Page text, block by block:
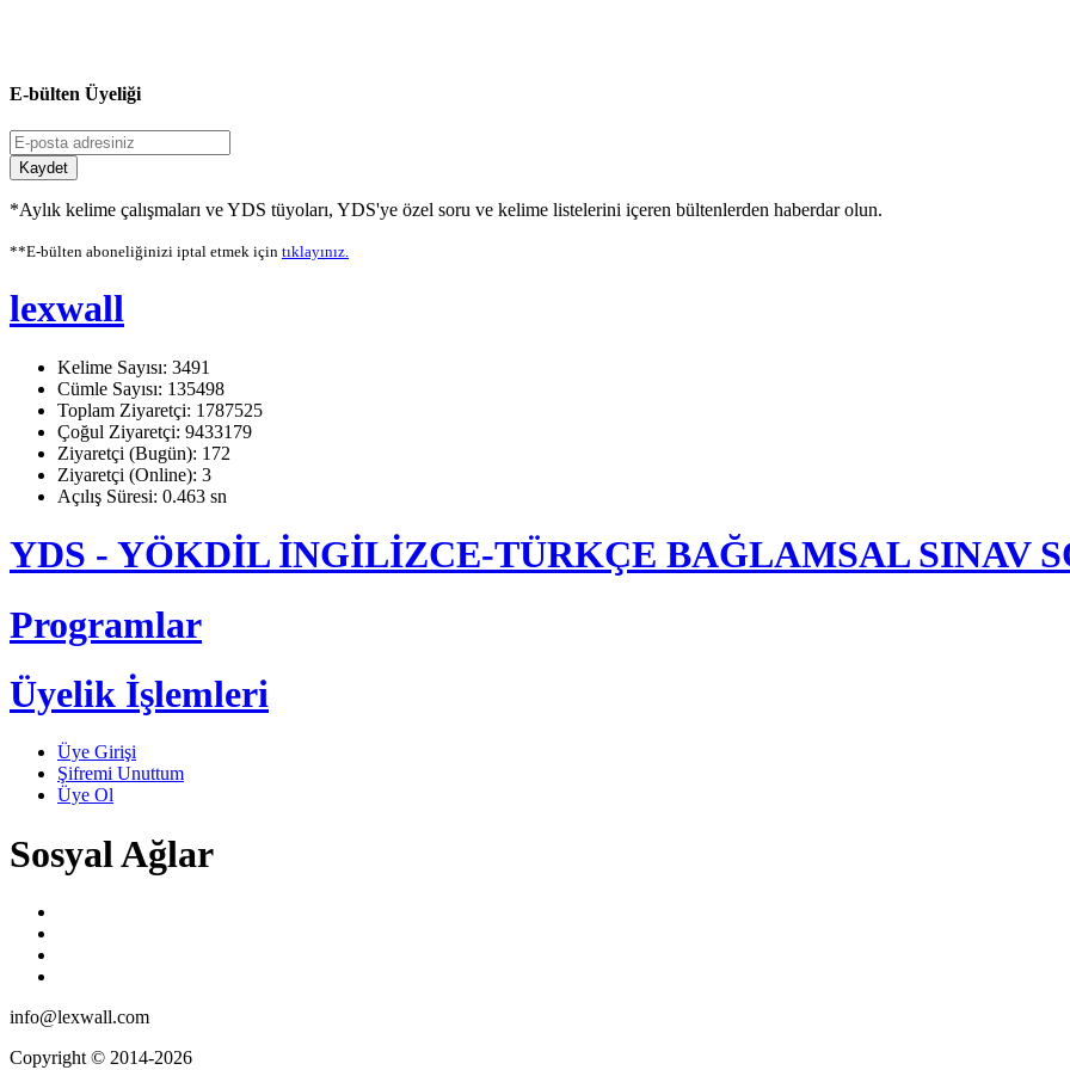
E-bülten Üyeliği
Kaydet
*Aylık kelime çalışmaları ve YDS tüyoları, YDS'ye özel soru ve kelime listelerini içeren bültenlerden haberdar olun.
**E-bülten aboneliğinizi iptal etmek için tıklayınız.
lexwall
Kelime Sayısı: 3491
Cümle Sayısı: 135498
Toplam Ziyaretçi: 1787525
Çoğul Ziyaretçi: 9433179
Ziyaretçi (Bugün): 172
Ziyaretçi (Online): 3
Açılış Süresi: 0.463 sn
YDS - YÖKDİL İNGİLİZCE-TÜRKÇE BAĞLAMSAL SINAV
Programlar
Üyelik İşlemleri
Üye Girişi
Şifremi Unuttum
Üye Ol
Sosyal Ağlar
info@lexwall.com
Copyright © 2014-2026